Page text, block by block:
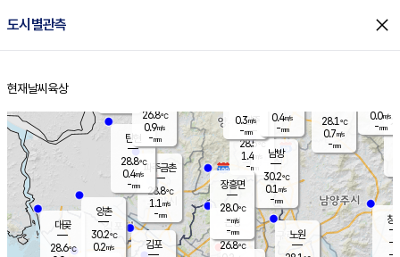
도시별관측 close
홈
현재날씨 육상
양주
28.5℃
1.4
-mm
파주금촌
28.8℃
1.1 m/s
-mm
28.1℃
0.7m/s
-mm
대곶
28.6℃
창
-
m/
탄현
28.8℃
0.4m/s
-mm
0.0m/s
-mm
김포
양촌
30.2℃
0.2m/s
은평
26.8℃
노원
남방
30.2℃
0.1 m/s
-mm
장흥면
28.0℃
-m/s
-mm
0.3m/s
-mm
26.8℃
0.9m/s
-mm
0.4m/s
-mm